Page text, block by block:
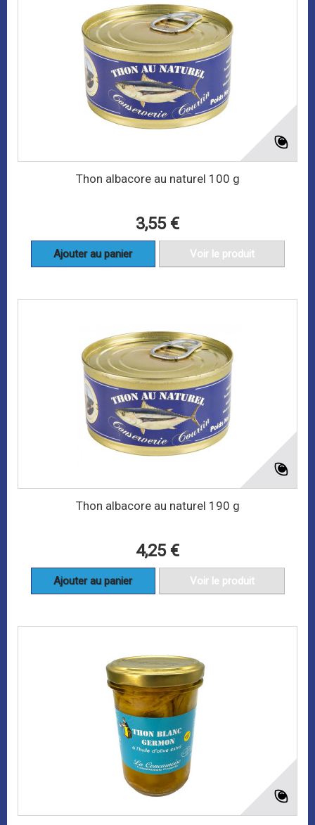
Thon albacore au naturel 100 g
3,55 €
Ajouter au panier Voir le produit
Thon albacore au naturel 190 g
4,25 €
Ajouter au panier Voir le produit